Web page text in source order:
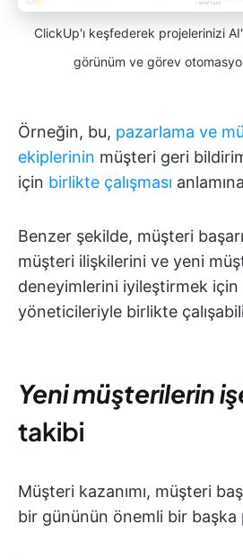
ClickUp'ı keşfederek projelerinizi
görünüm ve görev
Örneğin, bu, pazarlama ve
ekiplerinin müşteri geri
için birlikte çalışması
Benzer şekilde, müşteri
müşteri ilişkilerini ve yeni
deneyimlerini iyileştirmek için
yöneticileriyle birlikte
Yeni müşterilerin
takibi
Müşteri kazanımı, müşteri
bir gününün önemli bir başka